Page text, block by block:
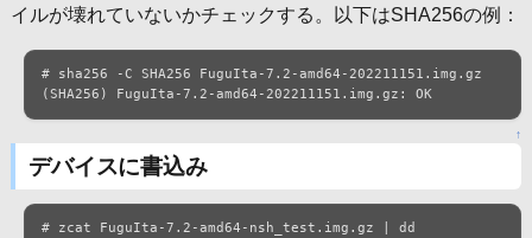
イルが壊れていないかチェックする。以下はSHA256の例：
# sha256 -C SHA256 FuguIta-7.2-amd64-202211151.img.gz
(SHA256) FuguIta-7.2-amd64-202211151.img.gz: OK
↑
デバイスに書込み
# zcat FuguIta-7.2-amd64-nsh_test.img.gz | dd